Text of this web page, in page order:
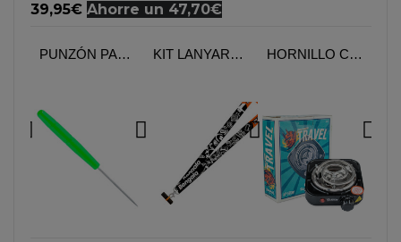
39,95€ Ahorre un 47,70€
PUNZÓN PARA CACHIMBA COLOUR MIX FLOWKAH KIT LANYARD CON BOQUILLA BENGALA HORNILLO CACHIMBA 500W LUCIFER TRAVEL FLOWKAH